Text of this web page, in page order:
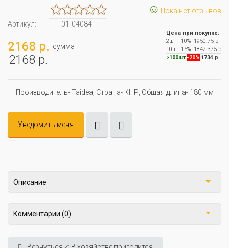
☺ Пока нет отзывов
Артикул:
01-04084
2168 р. сумма
2168 р.
Цена при покупке:
2шт -10% 1950.75 р
10шт-15% 1842.375 р
>100шт -20% 1734 р
Производитель- Taidea, Страна- КНР, Oбщая длина- 180 мм
Уведомить меня
Описание
Комментарии (0)